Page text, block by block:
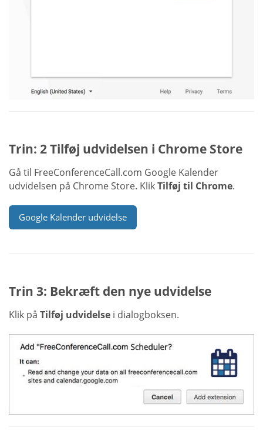
Trin: 2 Tilføj udvidelsen i Chrome Store
Gå til FreeConferenceCall.com Google Kalender
udvidelsen på Chrome Store. KlikTilføj til Chrome.
Google Kalender udvidelse
Trin 3: Bekræft den nye udvidelse
Klik på Tilføj udvidelse i dialogboksen.